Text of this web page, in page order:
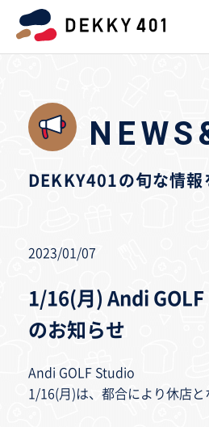
DEKKY401の旬な情報
2023/01/07
1/16(月) Andi
のお知らせ
Andi GOLF Studio
1/16(月)は、都合により休店と